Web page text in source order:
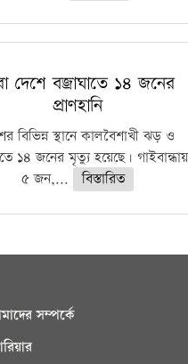
দেশে বজ্রাঘাতে ১৪ জনের
প্রাণহানি
বিভিন্ন স্থানে কালবৈশাখী ঝড় ও
১৪ জনের মৃত্যু হয়েছে। গাইবান্ধায়
৫ জন,...
বিস্তারিত
সম্পর্কে